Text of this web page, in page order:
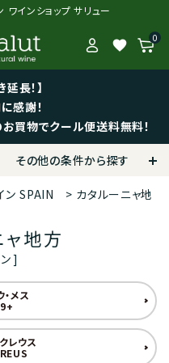
インショップ サリュー
favorite 0
長！】
感謝！
買物でクール便送料無料！
その他の条件から探す
ン SPAIN > カタルーニャ地
地方
]
・メス
レウス